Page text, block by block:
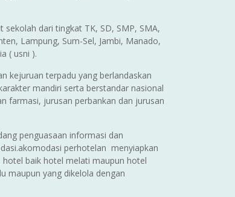
dari tingkat TK, SD, SMP, SMA,
Lampung, Sum-Sel, Jambi, Manado,
( usni ).
kejuruan terpadu yang berlandaskan
mandiri serta berstandar nasional
farmasi, jurusan perbankan dan jurusan
penguasaan informasi dan
perhotelan menyiapkan
baik hotel melati maupun hotel
maupun yang dikelola dengan